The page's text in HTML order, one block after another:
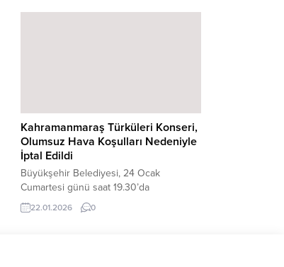
Kahramanmaraş Türküleri Konseri,
Olumsuz Hava Koşulları Nedeniyle
İptal Edildi
Büyükşehir Belediyesi, 24 Ocak
Cumartesi günü saat 19.30’da
gerçekleştirilmesi planlanan
Kahramanmaraş Türküleri adlı Türk Halk
22.01.2026 0